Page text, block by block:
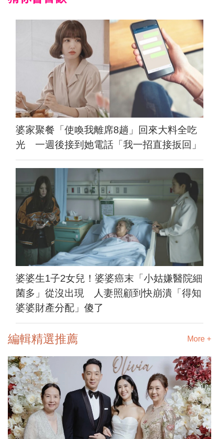
婆家聚餐「使喚我離席8趟」回來大料全吃
光 一週後接到她電話「我一招直接扳回」
婆婆生1子2女兒！婆婆癌末「小姑嫌醫院細
菌多」從沒出現 人妻照顧到快崩潰「得知
婆婆財產分配」傻了
編輯精選推薦 More +